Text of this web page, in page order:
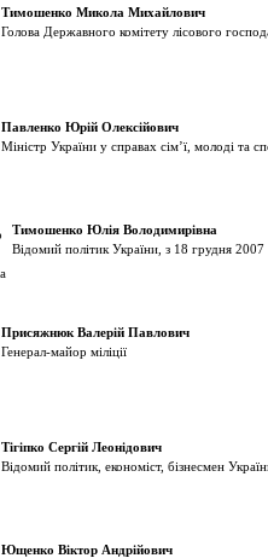
Тимошенко Микола Михайлович
Голова Державного комітету лісового
Павленко Юрій Олексійович
Міністр України у справах сім’ї, молоді та
Тимошенко Юлія Володимирівна
Відомий політик України, з 18 грудня
Присяжнюк Валерій Павлович
Генерал-майор міліції
Тігіпко Сергій Леонідович
Відомий політик, економіст, бізнесмен
Ющенко Віктор Андрійович